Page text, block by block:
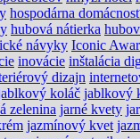
hospodárna
hubová nátierka
návyky Iconic
inovácie inštalácia
dizajn
koláč jablkový
zelenina jarné kvety
jazmínový kvet